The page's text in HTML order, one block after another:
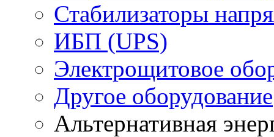
Стабилизаторы
ИБП (UPS)
Электрощитовое
Другое оборудование
Альтернативная